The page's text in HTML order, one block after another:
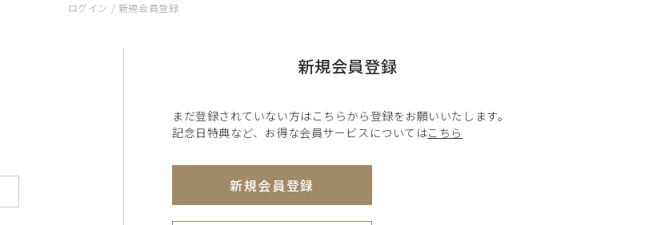
ログイン / 新規会員登録
新規会員登録
まだ登録されていない方はこちらから登録をお願いいたします。
記念日特典など、お得な会員サービスについてはこちら
新規会員登録